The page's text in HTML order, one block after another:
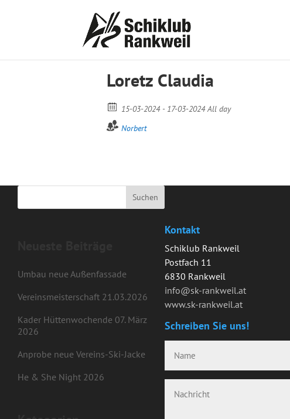
Loretz Claudia
15-03-2024 - 17-03-2024 All day
Norbert
Umbau neue Außenfassade
Vereinsmeisterschaft 21.03.2026
Kader Hüttenwochende 07. März
2026
Anprobe neue Vereins-Ski-Jacke
He & She Night 2026
Kontakt
Schiklub Rankweil
Postfach 11
6830 Rankweil
info@sk-rankweil.at
www.sk-rankweil.at
Schreiben Sie uns!